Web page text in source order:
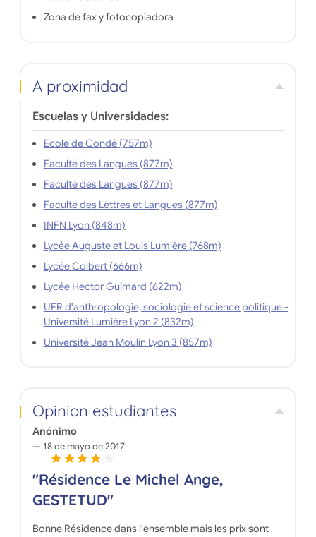
Zona de fax y fotocopiadora
A proximidad
Escuelas y Universidades:
Ecole de Condé (757m)
Faculté des Langues (877m)
Faculté des Langues (877m)
Faculté des Lettres et Langues (877m)
INFN Lyon (848m)
Lycée Auguste et Louis Lumière (768m)
Lycée Colbert (666m)
Lycée Hector Guimard (622m)
UFR d'anthropologie, sociologie et science politique -
Université Lumière Lyon 2 (832m)
Université Jean Moulin Lyon 3 (857m)
Opinion estudiantes
Anónimo
18 de mayo de 2017
"Résidence Le Michel Ange,
GESTETUD"
Bonne Résidence dans l'ensemble mais les prix sont